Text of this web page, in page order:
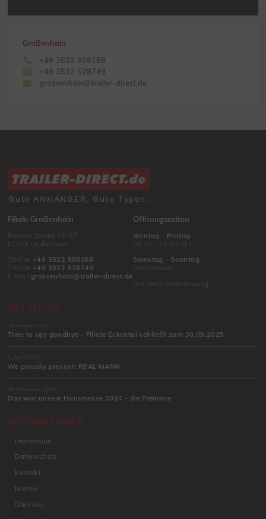
Großenhain
+49 3522 508168
+49 3522 528749
grossenhain@trailer-direct.de
Gute ANHÄNGER, Gute Typen.
Filiale Großenhain
Riesaer Straße 55-57
01558 Großenhain
Telefon +49 3522 508168
Telefax +49 3522 528749
E-Mail grossenhain@trailer-direct.de
Öffnungszeiten
Montag
Freitag
08:30 – 17:00 Uhr
Samstag
Sonntag
Geschlossen
und nach Vereinbarung.
AKTUELLES
18. August 2025
Time to say goodbye - Filiale Eckental schließt zum 30.09.2025
1. April 2025
We proudly present: REAL MAN®
28. November 2024
Das war unsere Hausmesse 2024 - die Premiere
INFORMATIONEN
Impressum
Datenschutz
Kontakt
Mieten
Über uns